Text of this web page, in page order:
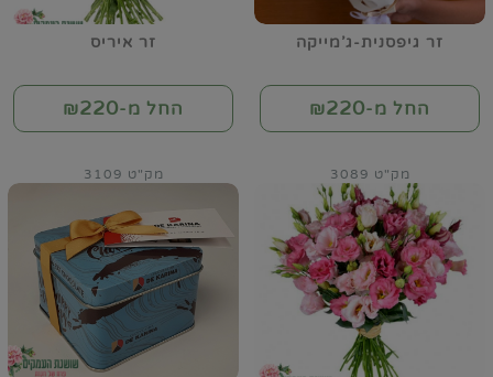
זר גיפסנית-ג'מייקה
החל מ-₪220
זר איריס
החל מ-₪220
מק"ט 3089 מק"ט 3109